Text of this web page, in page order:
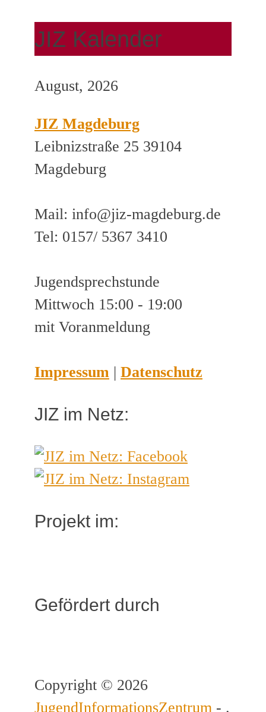
JIZ Kalender
August, 2026
JIZ Magdeburg
Leibnizstraße 25 39104
Magdeburg
Mail: info@jiz-magdeburg.de
Tel: 0157/ 5367 3410
Jugendsprechstunde
Mittwoch 15:00 - 19:00
mit Voranmeldung
Impressum | Datenschutz
JIZ im Netz:
Projekt im:
Gefördert durch
Copyright © 2026
JugendInformationsZentrum - .